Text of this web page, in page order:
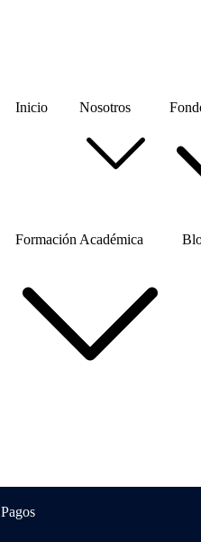
Inicio Nosotros
Formación Académica
Pagos